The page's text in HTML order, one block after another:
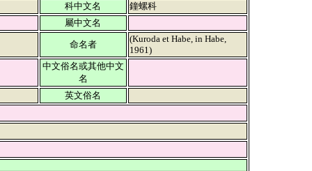
科中文名
鐘螺科
屬中文名
命名者
(Kuroda et Habe, in Habe,
1961)
中文俗名或其他中文
名
英文俗名